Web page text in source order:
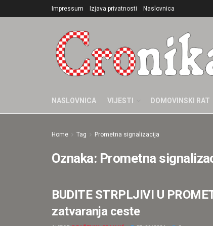
Impressum Izjava privatnosti Naslovnica
NASLOVNICA VIJESTI DOMOVINSKI RAT
Home Tag Prometna signalizacija
Oznaka: Prometna
HRVATSKA
BUDITE STRPLJIVI U
zatvaranja ceste